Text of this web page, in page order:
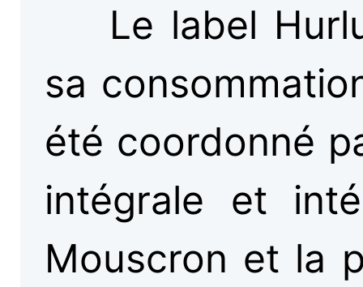
Le label
sa
été coordonné
intégrale et
Mouscron et la